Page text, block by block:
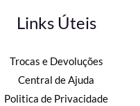
Links Úteis
Trocas e Devoluções
Central de Ajuda
Politica de Privacidade